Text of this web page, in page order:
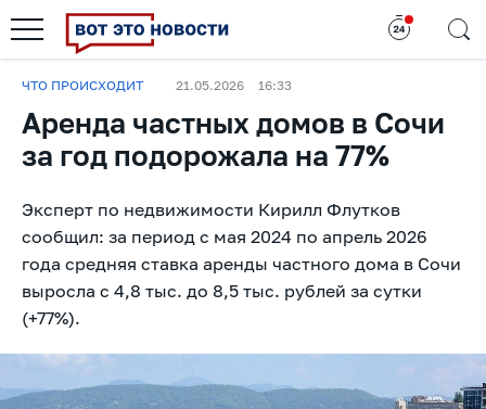
ЧТО ПРОИСХОДИТ 21.05.2026 16:33
Аренда частных домов в Сочи
за год подорожала на 77%
Эксперт по недвижимости Кирилл Флутков
сообщил: за период с мая 2024 по апрель 2026
года средняя ставка аренды частного дома в Сочи
выросла с 4,8 тыс. до 8,5 тыс. рублей за сутки
(+77%).